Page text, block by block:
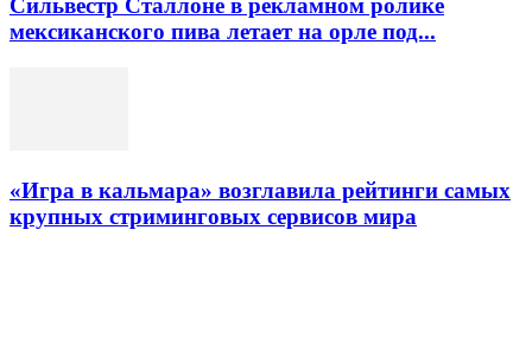
Сильвестр Сталлоне в рекламном ролике
мексиканского пива летает на орле под...
«Игра в кальмара» возглавила рейтинги самых
крупных стриминговых сервисов мира